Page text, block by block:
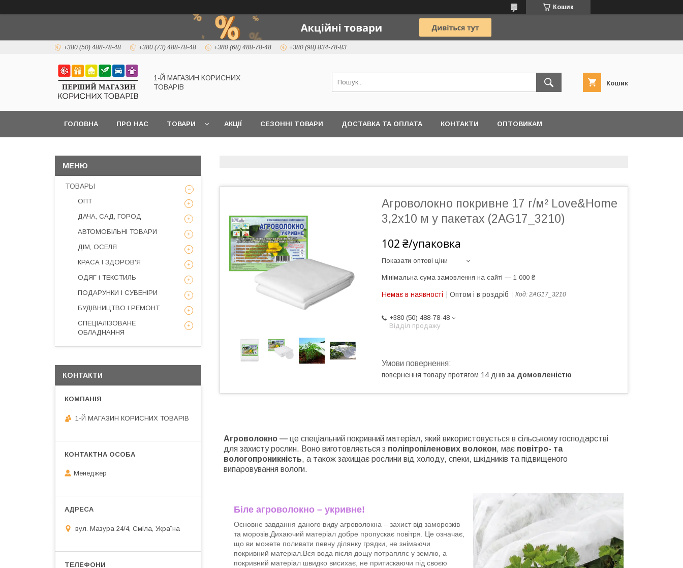
Кошик
+380 (50) 488-78-48 +380 (73) 488-78-48 +380 (68) 488-78-48 +380 (98) 834-78-83
1-Й МАГАЗИН КОРИСНИХ
ТОВАРІВ
Кошик
ГОЛОВНА ПРО НАС ТОВАРИ АКЦІЇ СЕЗОННІ ТОВАРИ ДОСТАВКА ТА ОПЛАТА КОНТАКТИ ОПТОВИКАМ
Агроволокно покривне 17 г/м² Love&Home
3,2х10 м у пакетах (2AG17_3210)
102 ₴/упаковка
Показати оптові ціни
Мінімальна сума замовлення на сайті — 1 000 ₴
Немає в наявності Оптом і в роздріб Код: 2AG17_3210
+380 (50) 488-78-48
Відділ продажу
повернення товару протягом 14 днів за домовленістю
Агроволокно — це спеціальний покривний матеріал, який використовується в сільському господарстві
для захисту рослин. Воно виготовляється з поліпропіленових волокон, має повітро- та
вологопроникність, а також захищає рослини від холоду, спеки, шкідників та підвищеного
випаровування вологи.
Біле агроволокно – укривне!
Основне завдання даного виду агроволокна – захист від заморозків
та морозів.Дихаючий матеріал добре пропускає повітря. Це означає,
що ви можете поливати певну ділянку грядки, не знімаючи
покривний матеріал.Вся вода після дощу потрапляє у землю, а
покривний матеріал швидко висихає, не притискаючи під своєю
ТОВАРЫ
ОПТ
ДАЧА, САД, ГОРОД
АВТОМОБІЛЬНІ ТОВАРИ
ДІМ, ОСЕЛЯ
КРАСА І ЗДОРОВ'Я
ОДЯГ і ТЕКСТИЛЬ
ПОДАРУНКИ І СУВЕНІРИ
БУДІВНИЦТВО І РЕМОНТ
СПЕЦІАЛІЗОВАНЕ
ОБЛАДНАННЯ
КОНТАКТИ
1-Й МАГАЗИН КОРИСНИХ ТОВАРІВ
Менеджер
вул. Мазура 24/4, Сміла, Україна